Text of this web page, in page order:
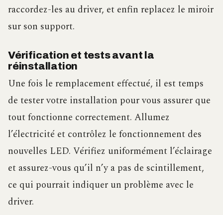
raccordez-les au driver, et enfin replacez le miroir
sur son support.
Vérification et tests avant la
réinstallation
Une fois le remplacement effectué, il est temps
de tester votre installation pour vous assurer que
tout fonctionne correctement. Allumez
l’électricité et contrôlez le fonctionnement des
nouvelles LED. Vérifiez uniformément l’éclairage
et assurez-vous qu’il n’y a pas de scintillement,
ce qui pourrait indiquer un problème avec le
driver.